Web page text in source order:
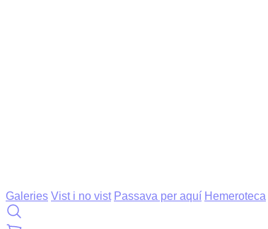
Galeries Vist i no vist Passava per aquí Hemeroteca